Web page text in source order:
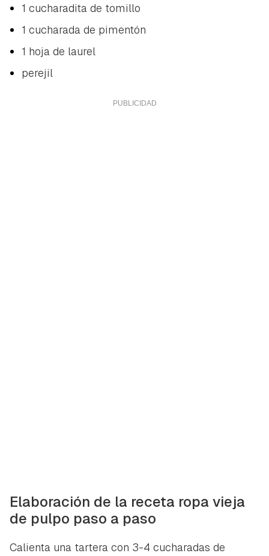
1 cucharadita de tomillo
1 cucharada de pimentón
1 hoja de laurel
perejil
Elaboración de la receta ropa vieja
de pulpo paso a paso
Calienta una tartera con 3-4 cucharadas de